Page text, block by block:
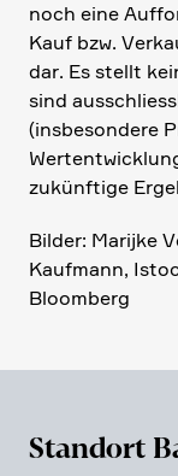
noch eine
Kauf bzw.
dar. Es stellt
sind
(insbe­son­dere
zukünf­tige
Bilder: Marijke
Kaufmann,
Bloom­berg
Standort